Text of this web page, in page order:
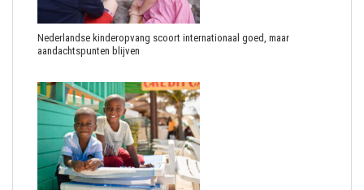
Nederlandse kinderopvang scoort internationaal goed, maar
aandachtspunten blijven